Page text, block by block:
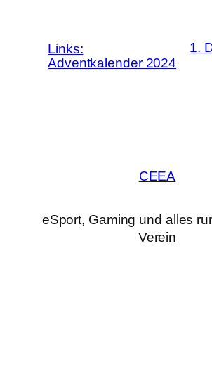
Links:
Adventkalender 2024
1.
CEEA
eSport, Gaming und alles
Verein